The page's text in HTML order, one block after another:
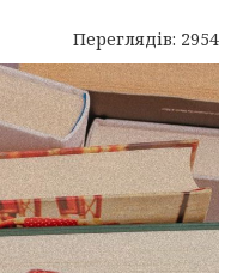
Переглядів: 2954